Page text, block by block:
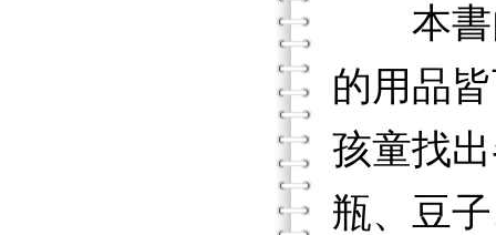
本書內
的用品
孩童找
瓶、豆